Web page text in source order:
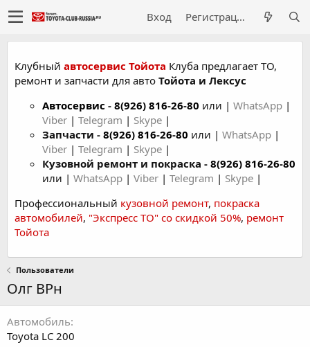
Вход Регистрация
Клубный автосервис Тойота Клуба предлагает ТО,
ремонт и запчасти для авто Тойота и Лексус
Автосервис - 8(926) 816-26-80 или | WhatsApp |
Viber | Telegram | Skype |
Запчасти - 8(926) 816-26-80 или | WhatsApp |
Viber | Telegram | Skype |
Кузовной ремонт и покраска - 8(926) 816-26-80
или | WhatsApp | Viber | Telegram | Skype |
Профессиональный кузовной ремонт, покраска
автомобилей, "Экспресс ТО" со скидкой 50%, ремонт
Тойота
Пользователи
Олг ВРн
Автомобиль
Toyota LC 200